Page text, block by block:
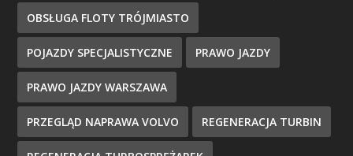
OBSŁUGA FLOTY TRÓJMIASTO
POJAZDY SPECJALISTYCZNE PRAWO JAZDY
PRAWO JAZDY WARSZAWA
PRZEGLĄD NAPRAWA VOLVO REGENERACJA TURBIN